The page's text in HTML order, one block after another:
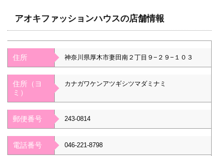
アオキファッションハウスの店舗情報
住所 神奈川県厚木市妻田南２丁目９−２９−１０３
住所（ヨ
ミ）
カナガワケンアツギシツマダミナミ
郵便番号 243-0814
電話番号 046-221-8798